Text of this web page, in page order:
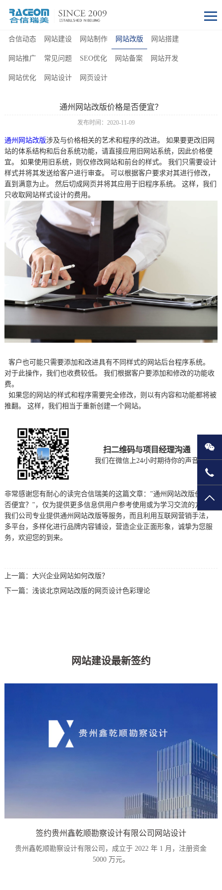
合信动态 网站建设 网站制作 网站改版 网站搭建
网站推广 常见问题 SEO优化 网站备案 网站开发
网站优化 网站设计 网页设计
通州网站改版价格是否便宜？
发布时间：2020-11-09
通州网站改版涉及与价格相关的艺术和程序的改进。 如果要更改旧网
站的体系结构和后台系统功能，请直接应用旧网站系统，因此价格便
宜。 如果使用旧系统，则仅修改网站和前台的样式。 我们只需要设计
样式并将其发送给客户进行审查。 可以根据客户要求对其进行修改，
直到满意为止。 然后切成网页并将其应用于旧程序系统。 这样，我们
只收取网站样式设计的费用。
客户也可能只需要添加和改进具有不同样式的网站后台程序系统。
对于此操作，我们也收费较低。 我们根据客户要添加和修改的功能收
费。
如果您的网站的样式和程序需要完全修改，则以有内容和功能都将被
推翻。 这样，我们相当于重新创建一个网站。
扫二维码与项目经理沟通
我们在微信上24小时期待你的声音
非常感谢您有耐心的读完合信瑞美的这篇文章："通州网站改版价格是
否便宜？"，仅为提供更多信息供用户参考使用或为学习交流的方便。
我们公司专业提供通州网站改版等服务，而且利用互联网营销手法，
多平台，多样化进行品牌内容铺设，营造企业正面形象，诚挚为您服
务，欢迎您的到来。
上一篇： 大兴企业网站如何改版？
下一篇： 浅谈北京网站改版的网页设计色彩理论
网站建设最新签约
签约贵州鑫乾顺勘察设计有限公司网站设计
贵州鑫乾顺勘察设计有限公司，成立于 2022 年 1 月，注册资金
5000 万元。
微